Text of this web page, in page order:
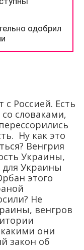
с Россией. Есть
словаками,
Ну как это
Венгрия
Украины,
для Украины
этого
Не
венгров
они
закон об